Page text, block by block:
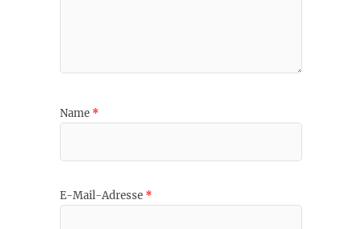
Name *
E-Mail-Adresse *